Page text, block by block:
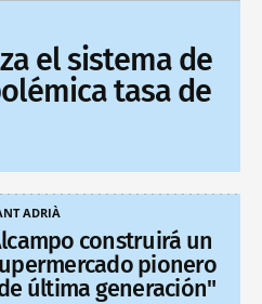
el sistema de
tasa de
ADRIÀ
construirá un
pionero
última generación"